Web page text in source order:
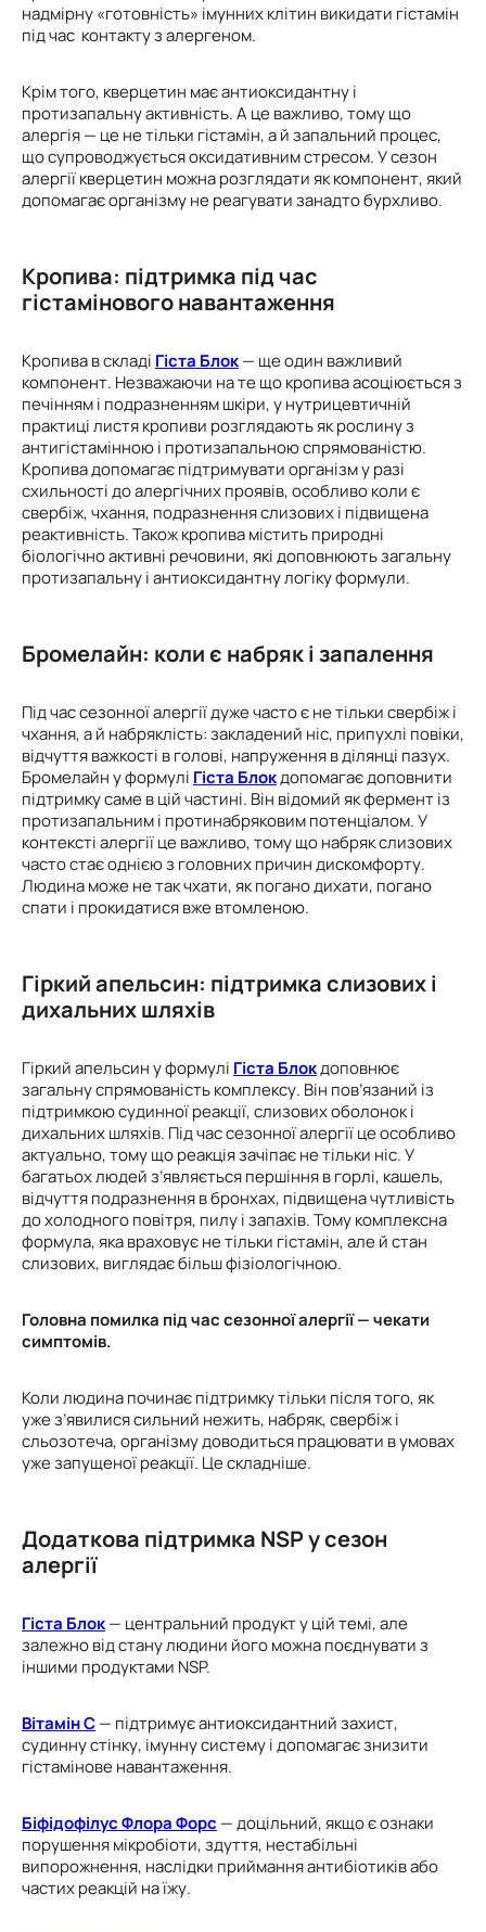
надмірну «готовність» імунних клітин викидати гістамін
під час контакту з алергеном.
Крім того, кверцетин має антиоксидантну і
протизапальну активність. А це важливо, тому що
алергія — це не тільки гістамін, а й запальний процес,
що супроводжується оксидативним стресом. У сезон
алергії кверцетин можна розглядати як компонент, який
допомагає організму не реагувати занадто бурхливо.
Кропива: підтримка під час
гістаміновогонавантаження
Кропива в складі Гіста Блок— ще один важливий
компонент. Незважаючи на те що кропива асоціюється з
печінням і подразненням шкіри, у нутрицевтичній
практиці листя кропиви розглядають як рослину з
антигістамінною і протизапальною спрямованістю.
Кропива допомагає підтримувати організм у разі
схильності до алергічних проявів, особливо коли є
свербіж, чхання, подразнення слизових і підвищена
реактивність. Також кропива містить природні
біологічно активні речовини, які доповнюють загальну
протизапальну і антиоксидантну логіку формули.
Бромелайн: коли є набряк і запалення
Під час сезонної алергії дуже часто є не тільки свербіж і
чхання, а й набряклість: закладений ніс, припухлі повіки,
відчуття важкості в голові, напруження в ділянці пазух.
Бромелайн у формулі Гіста Блокдопомагає доповнити
підтримку саме в цій частині. Він відомий як фермент із
протизапальним і протинабряковим потенціалом. У
контексті алергії це важливо, тому що набряк слизових
часто стає однією з головних причин дискомфорту.
Людина може не так чхати, як погано дихати, погано
спати і прокидатися вже втомленою.
Гіркий апельсин: підтримка слизових і
дихальних шляхів
Гіркий апельсин у формулі Гіста Блокдоповнює
загальну спрямованість комплексу. Він пов’язаний із
підтримкою судинної реакції, слизових оболонок і
дихальних шляхів. Під час сезонної алергії це особливо
актуально, тому що реакція зачіпає не тільки ніс. У
багатьох людей з’являється першіння в горлі, кашель,
відчуття подразнення в бронхах, підвищена чутливість
до холодного повітря, пилу і запахів. Тому комплексна
формула, яка враховує не тільки гістамін, але й стан
слизових, виглядає більш фізіологічною.
Головна помилка під час сезонноїалергії — чекати
симптомів.
Коли людина починає підтримку тільки після того, як
уже з’явилися сильний нежить, набряк, свербіж і
сльозотеча, організму доводиться працювати в умовах
уже запущеної реакції. Це складніше.
Додаткова підтримка NSP у сезон
алергії
Гіста Блок— центральний продукт у цій темі, але
залежно від стану людини його можна поєднувати з
іншими продуктами NSP.
Вітамін С— підтримує антиоксидантний захист,
судинну стінку, імунну систему і допомагає знизити
гістамінове навантаження.
Біфідофілус Флора Форс — доцільний, якщо є ознаки
порушення мікробіоти, здуття, нестабільні
випорожнення, наслідки приймання антибіотиків або
частих реакцій на їжу.